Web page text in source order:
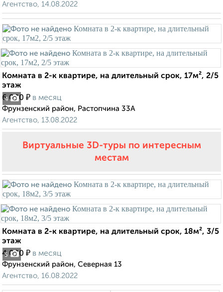
Агентство, 14.08.2022
4
Комната в 2-к квартире, на длительный срок, 17м², 2/5
этаж
6 000 ₽ в месяц
Фрунзенский район, Растопчина 33А
Агентство, 13.08.2022
Виртуальные 3D-туры по интересным
местам
5
Комната в 2-к квартире, на длительный срок, 18м², 3/5
этаж
4 000 ₽ в месяц
Фрунзенский район, Северная 13
Агентство, 16.08.2022